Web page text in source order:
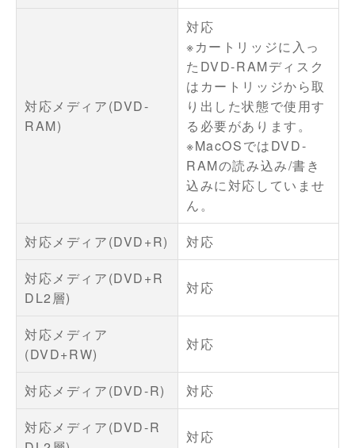
対応メディア(DVD-
RAM)
対応
※カートリッジに入っ
たDVD-RAMディスク
はカートリッジから取
り出した状態で使用す
る必要があります。
※MacOSではDVD-
RAMの読み込み/書き
込みに対応していませ
ん。
対応メディア(DVD+R)
対応
対応メディア(DVD+R
DL2層)
対応
対応メディア
(DVD+RW)
対応
対応メディア(DVD-R)
対応
対応メディア(DVD-R
対応